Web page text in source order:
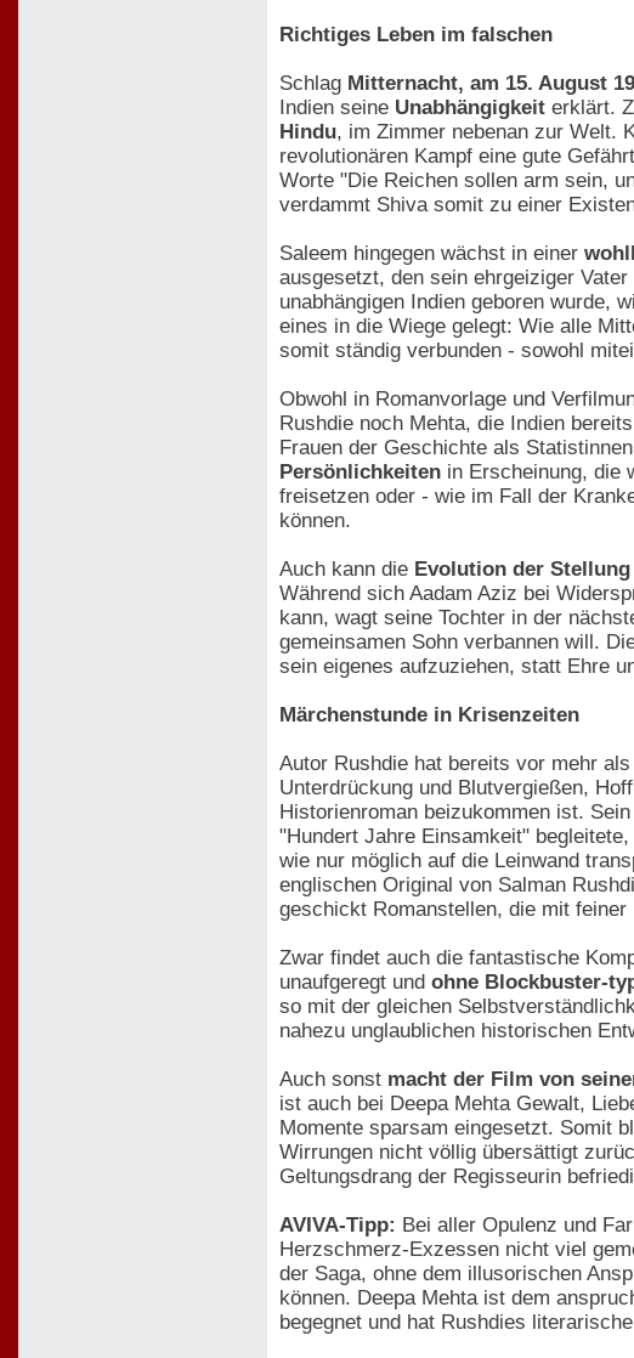
Richtiges Leben im falschen
Schlag Mitternacht, am 15. August
Indien seine Unabhängigkeit erklärt.
Hindu, im Zimmer nebenan zur Welt.
revolutionären Kampf eine gute
Worte "Die Reichen sollen arm sein,
verdammt Shiva somit zu einer
Saleem hingegen wächst in einer
ausgesetzt, den sein ehrgeiziger
unabhängigen Indien geboren wurde,
eines in die Wiege gelegt: Wie alle
somit ständig verbunden - sowohl
Obwohl in Romanvorlage und
Rushdie noch Mehta, die Indien
Frauen der Geschichte als
Persönlichkeiten in Erscheinung, die
freisetzen oder - wie im Fall der
können.
Auch kann die Evolution der
Während sich Aadam Aziz bei
kann, wagt seine Tochter in der
gemeinsamen Sohn verbannen will.
sein eigenes aufzuziehen, statt Ehre
Märchenstunde in Krisenzeiten
Autor Rushdie hat bereits vor mehr
Unterdrückung und Blutvergießen,
Historienroman beizukommen ist. Sein
"Hundert Jahre Einsamkeit"
wie nur möglich auf die Leinwand
englischen Original von Salman
geschickt Romanstellen, die mit
Zwar findet auch die fantastische
unaufgeregt und ohne Blockbuster-
so mit der gleichen
nahezu unglaublichen historischen
Auch sonst macht der Film von
ist auch bei Deepa Mehta Gewalt,
Momente sparsam eingesetzt. Somit
Wirrungen nicht völlig übersättigt
Geltungsdrang der Regisseurin
AVIVA-Tipp: Bei aller Opulenz und
Herzschmerz-Exzessen nicht viel
der Saga, ohne dem illusorischen
können. Deepa Mehta ist dem
begegnet und hat Rushdies